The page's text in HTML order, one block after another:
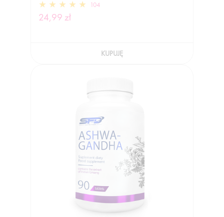
104
24,99 zł
KUPUJĘ